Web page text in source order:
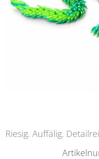
Riesig. Auffälig.